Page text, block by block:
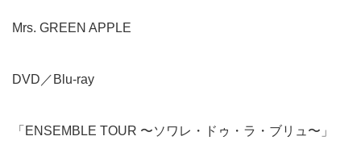
Mrs. GREEN APPLE
DVD／Blu-ray
「ENSEMBLE TOUR 〜ソワレ・ドゥ・ラ・ブリュ〜」